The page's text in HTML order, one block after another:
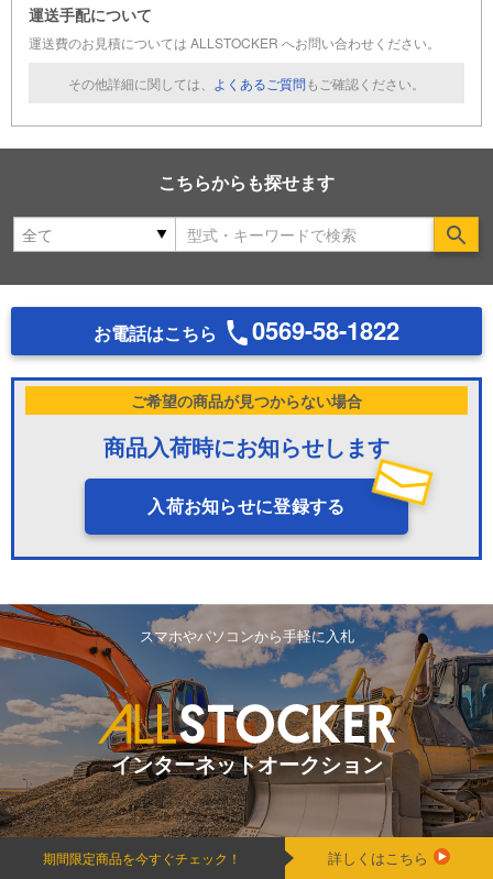
運送手配について
運送費のお見積については ALLSTOCKER へお問い合わせください。
その他詳細に関しては、 よくあるご質問もご確認ください。
こちらからも探せます
お電話はこちら 0569-58-1822
ご希望の商品が見つからない場合
商品入荷時にお知らせします
入荷お知らせに登録する
スマホやパソコンから手軽に入札
インターネットオークション
期間限定商品を今すぐチェック！ 詳しくはこちら